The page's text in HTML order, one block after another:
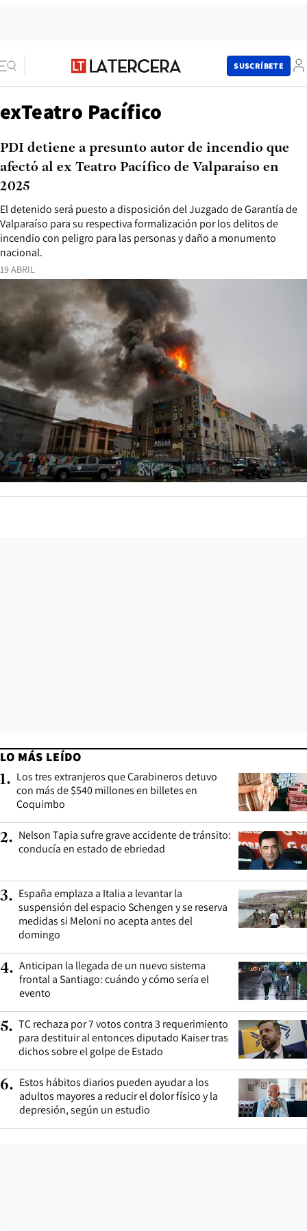
SUSCRÍBETE
exTeatro Pacífico
19 ABRIL
El detenido será puesto a disposición del Juzgado de Garantía de
Valparaíso para su respectiva formalización por los delitos de
incendio con peligro para las personas y daño a monumento
nacional.
PDI detiene a presunto autor de incendio que
afectó al ex Teatro Pacífico de Valparaíso en
2025
LO MÁS LEÍDO
1. Los tres extranjeros que Carabineros detuvo
con más de $540 millones en billetes en
Coquimbo
2. Nelson Tapia sufre grave accidente de tránsito:
conducía en estado de ebriedad
3. España emplaza a Italia a levantar la
suspensión del espacio Schengen y se reserva
medidas si Meloni no acepta antes del
domingo
4. Anticipan la llegada de un nuevo sistema
frontal a Santiago: cuándo y cómo sería el
evento
5. TC rechaza por 7 votos contra 3 requerimiento
para destituir al entonces diputado Kaiser tras
dichos sobre el golpe de Estado
6. Estos hábitos diarios pueden ayudar a los
adultos mayores a reducir el dolor físico y la
depresión, según un estudio